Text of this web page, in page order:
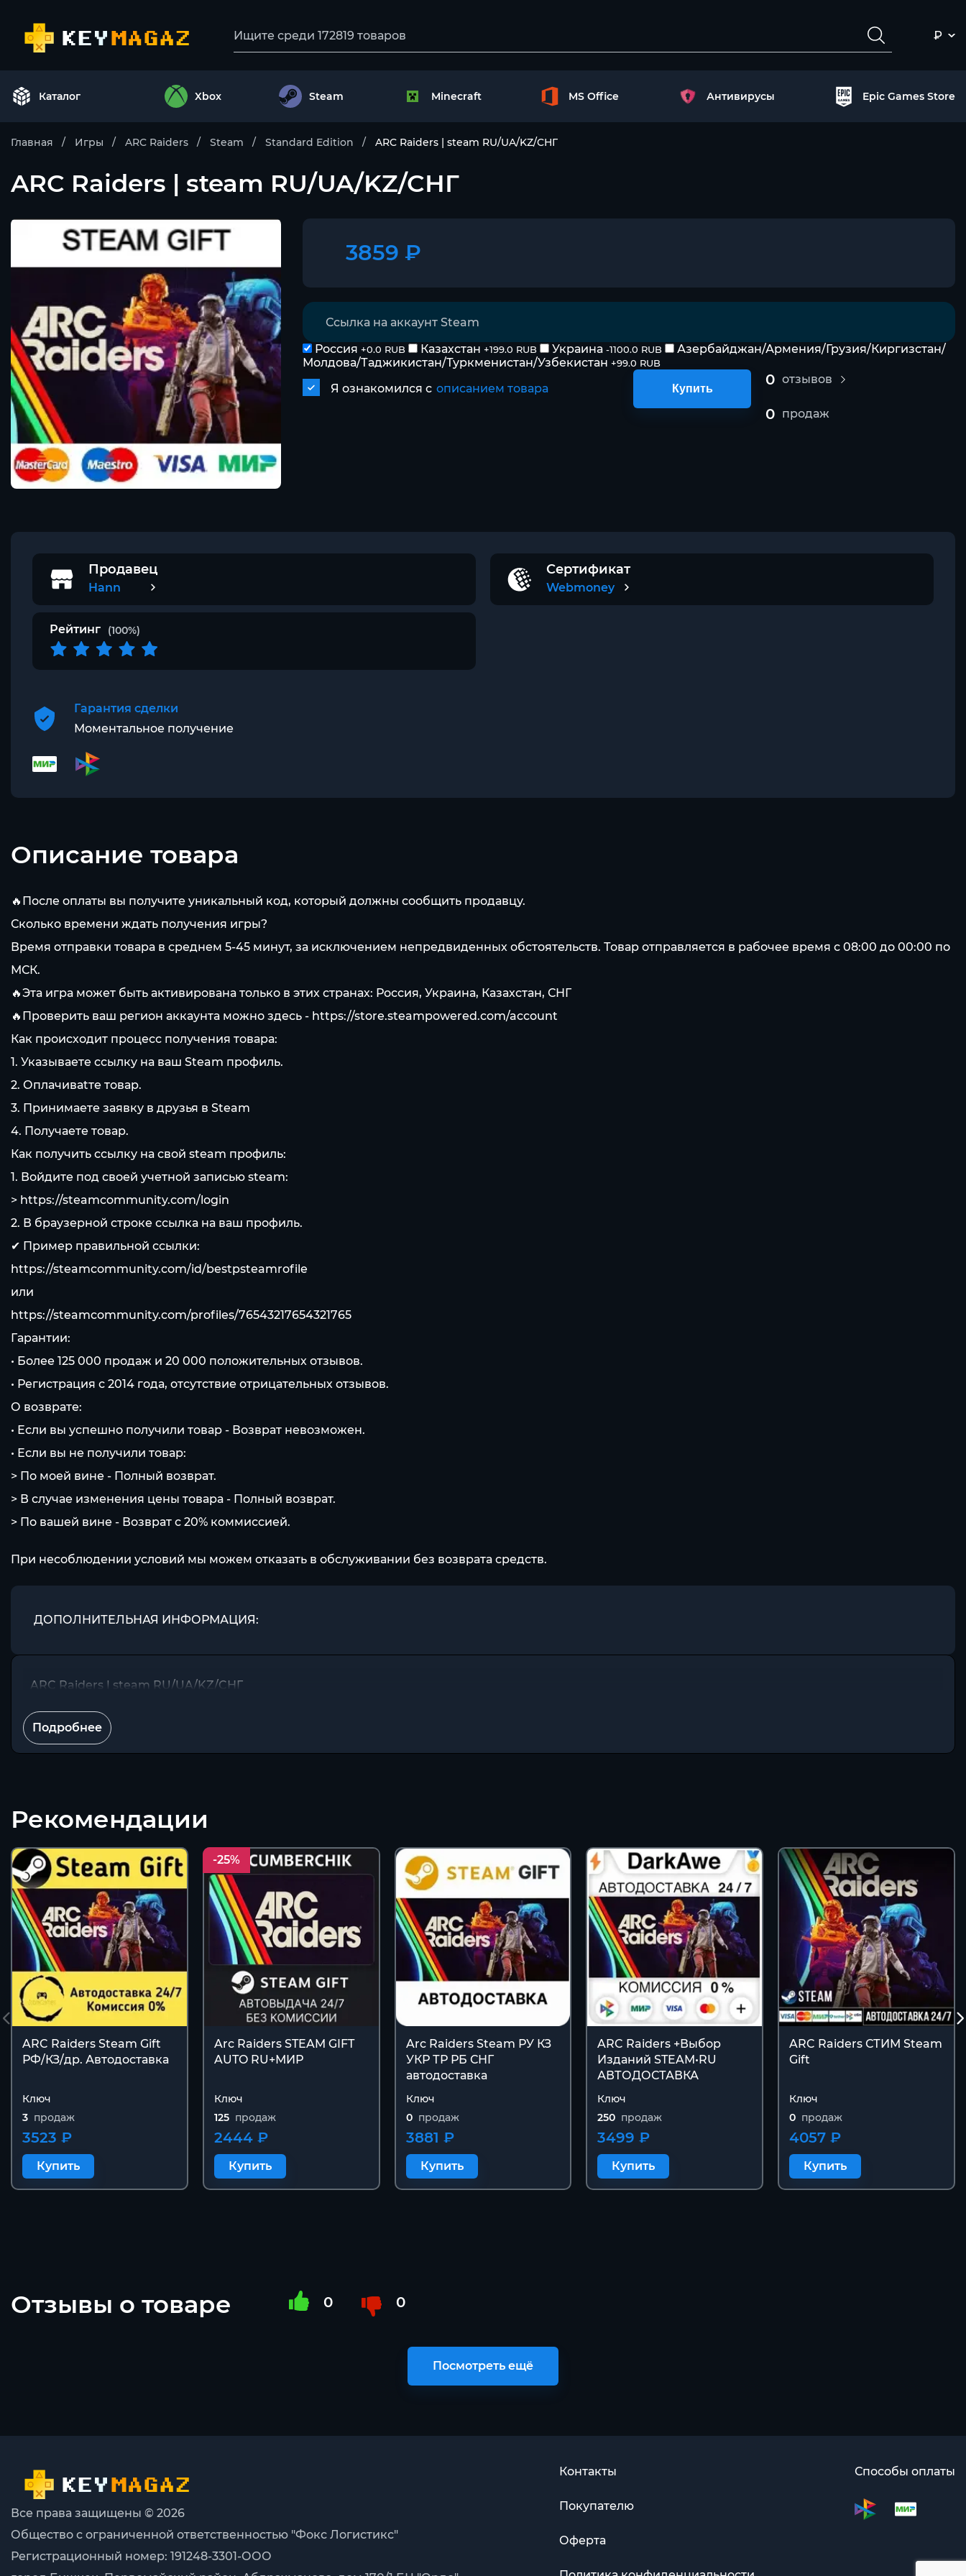
₽
Каталог Xbox Steam Minecraft MS Office Антивирусы Epic Games Store
Главная Игры ARC Raiders Steam Standard Edition ARC Raiders | steam RU/UA/KZ/CНГ
ARC Raiders | steam RU/UA/KZ/CНГ
3859 ₽
Россия +0.0 RUB Казахстан +199.0 RUB Украина -1100.0 RUB
Азербайджан/Армения/Грузия/Киргизстан/
Молдова/Таджикистан/Туркменистан/Узбекистан +99.0 RUB
Я ознакомился с описанием товара Купить
0 отзывов
0 продаж
Продавец
Hann
Сертификат
Webmoney
Рейтинг (100%)
Гарантия сделки
Моментальное получение
Описание товара
🔥После оплаты вы получите уникальный код, который должны сообщить продавцу.
Сколько времени ждать получения игры?
Время отправки товара в среднем 5-45 минут, за исключением непредвиденных обстоятельств. Товар отправляется в рабочее время с 08:00 до 00:00 по
МСК.
🔥Эта игра может быть активирована только в этих странах: Россия, Украина, Казахстан, СНГ
🔥Проверить ваш регион аккаунта можно здесь - https://store.steampowered.com/account
Как происходит процесс получения товара:
1. Указываете ссылку на ваш Steam профиль.
2. Оплачиваtте товар.
3. Принимаете заявку в друзья в Steam
4. Получаете товар.
Как получить ссылку на свой steam профиль:
1. Войдите под своей учетной записью steam:
> https://steamcommunity.com/login
2. В браузерной строке ссылка на ваш профиль.
✔ Пример правильной ссылки:
https://steamcommunity.com/id/bestpsteamrofile
или
https://steamcommunity.com/profiles/76543217654321765
Гарантии:
• Более 125 000 продаж и 20 000 положительных отзывов.
• Регистрация с 2014 года, отсутствие отрицательных отзывов.
О возврате:
• Если вы успешно получили товар - Возврат невозможен.
• Если вы не получили товар:
> По моей вине - Полный возврат.
> В случае изменения цены товара - Полный возврат.
> По вашей вине - Возврат с 20% коммисcией.
При несоблюдении условий мы можем отказать в обслуживании без возврата средств.
ДОПОЛНИТЕЛЬНАЯ ИНФОРМАЦИЯ:
ARC Raiders | steam RU/UA/KZ/CНГ
Подробнее
Рекомендации
ARC Raiders Steam Gift
РФ/КЗ/др. Автодоставка
Ключ
3 продаж
3523 ₽
Купить
-25%
Arc Raiders STEAM GIFT
AUTO RU+МИР
Ключ
125 продаж
2444 ₽
Купить
Arc Raiders Steam РУ КЗ
УКР ТР РБ СНГ
автодоставка
Ключ
0 продаж
3881 ₽
Купить
ARC Raiders +Выбор
Изданий STEAM•RU
АВТОДОСТАВКА
Ключ
250 продаж
3499 ₽
Купить
ARC Raiders СТИМ Steam
Gift
Ключ
0 продаж
4057 ₽
Купить
Отзывы о товаре 0 0
Посмотреть ещё
Все права защищены © 2026
Общество с ограниченной ответственностью "Фокс Логистикс"
Регистрационный номер: 191248-3301-ООО
Контакты
Покупателю
Оферта
Способы оплаты